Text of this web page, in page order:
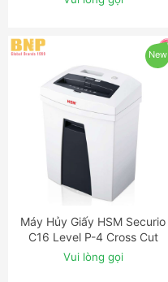
New
ĐẶT NGAY
Máy Hủy Giấy HSM Securio
C16 Level P-4 Cross Cut
Shredder
Vui lòng gọi